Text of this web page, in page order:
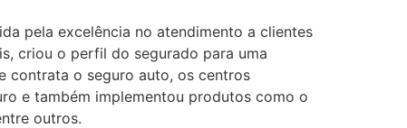
pela excelência no atendimento a clientes
criou o perfil do segurado para uma
contrata o seguro auto, os centros
e também implementou produtos como o
outros.